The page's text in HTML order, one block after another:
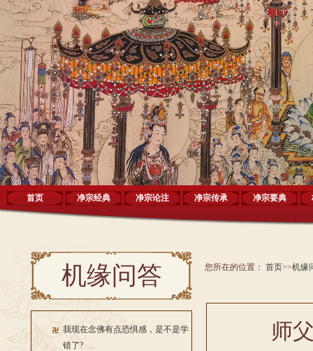
首页 净宗经典 净宗论注 净宗传承 净宗要典
机缘问答
我现在念佛有点恐惧感，是不是学
错了?
您所在的位置： 首页>>机缘
师